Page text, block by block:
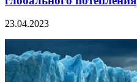
23.04.2023